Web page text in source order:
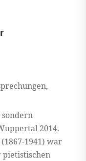
,
sondern
2014.
1941) war